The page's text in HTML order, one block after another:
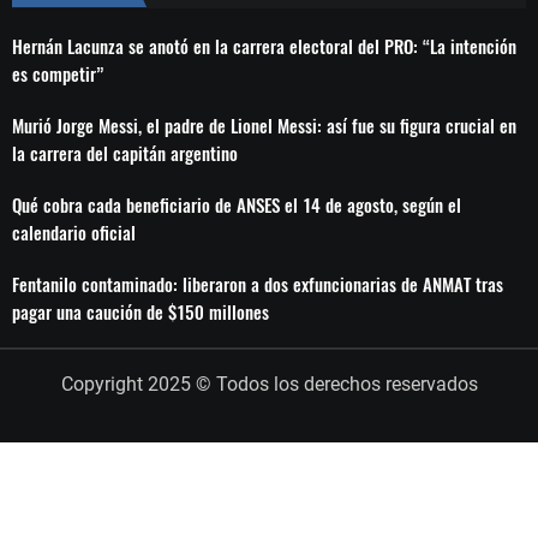
Hernán Lacunza se anotó en la carrera electoral del PRO: “La intención
es competir”
Murió Jorge Messi, el padre de Lionel Messi: así fue su figura crucial en
la carrera del capitán argentino
Qué cobra cada beneficiario de ANSES el 14 de agosto, según el
calendario oficial
Fentanilo contaminado: liberaron a dos exfuncionarias de ANMAT tras
pagar una caución de $150 millones
Copyright 2025 © Todos los derechos reservados